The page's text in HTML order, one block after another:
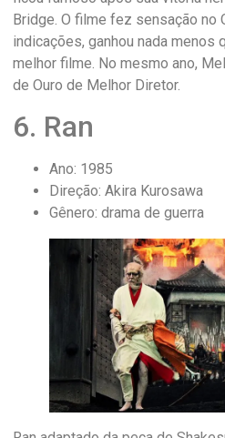
Bridge. O filme fez sensação no
indicações, ganhou nada menos
melhor filme. No mesmo ano,
de Ouro de Melhor Diretor.
6. Ran
Ano: 1985
Direção: Akira Kurosawa
Gênero: drama de guerra